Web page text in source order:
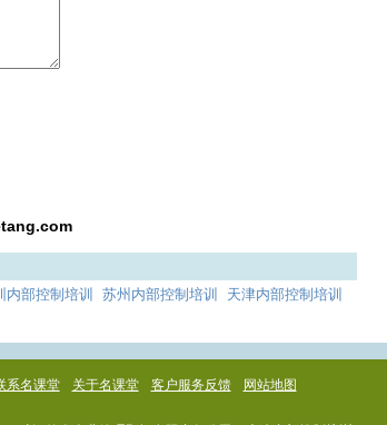
内部控制培训 苏州内部控制培训
天津内部控制培训
系名课堂 关于名课堂 客户服务反馈 网站地图